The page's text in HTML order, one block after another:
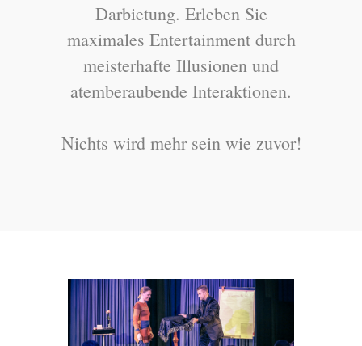
Darbietung. Erleben Sie
maximales Entertainment durch
meisterhafte Illusionen und
atemberaubende Interaktionen.
Nichts wird mehr sein wie zuvor!